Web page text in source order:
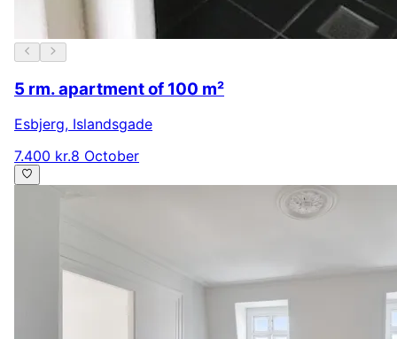
5 rm. apartment of 100 m²
Esbjerg, Islandsgade
7.400 kr.8 October